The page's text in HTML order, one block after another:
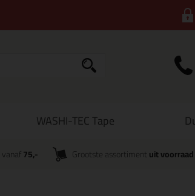
WASHI-TEC Tape
vanaf 75,- Grootste assortiment uit